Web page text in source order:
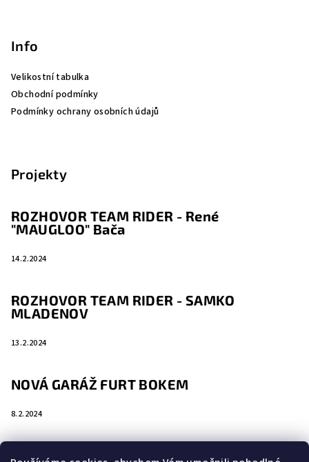
Info
Velikostní tabulka
Obchodní podmínky
Podmínky ochrany osobních údajů
Projekty
ROZHOVOR TEAM RIDER - René
"MAUGLOO" Bača
14.2.2024
ROZHOVOR TEAM RIDER - SAMKO
MLADENOV
13.2.2024
NOVÁ GARÁŽ FURT BOKEM
8.2.2024